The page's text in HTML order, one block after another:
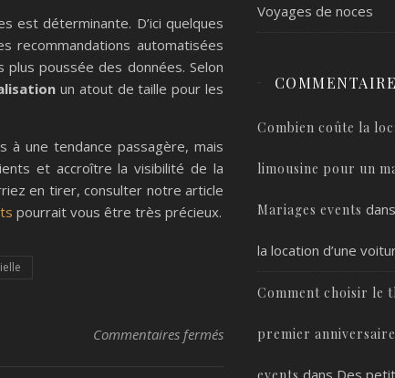
est déterminante. D’ici quelques
recommandations automatisées
poussée des données. Selon
un atout de taille pour les
à une tendance passagère, mais
et accroître la visibilité de la
en tirer, consulter notre article
pourrait vous être très précieux.
Commentaires ferméssur Les techniques de
Voyages de noces
Combien coûte la
limousine pour un
Mariages events dans
la location d’une
Comment choisir le
premier
events dans Des